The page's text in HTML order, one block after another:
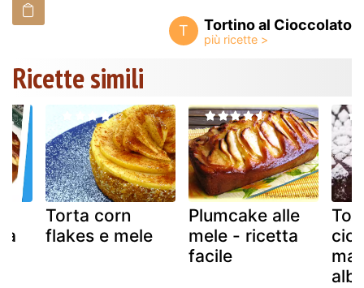
T Tortino al Cioccolato
Ricette simili
Torta corn
flakes e mele
Plumcake alle
mele - ricetta
facile